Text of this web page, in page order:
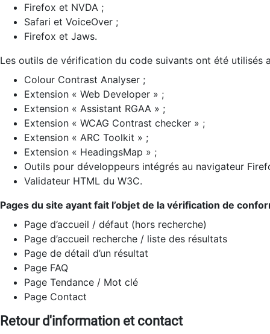
Firefox et NVDA ;
Safari et VoiceOver ;
Firefox et Jaws.
Les outils de vérification du code suivants ont été utilisés
Colour Contrast Analyser ;
Extension « Web Developer » ;
Extension « Assistant RGAA » ;
Extension « WCAG Contrast checker » ;
Extension « ARC Toolkit » ;
Extension « HeadingsMap » ;
Outils pour développeurs intégrés au navigateur
Validateur HTML du W3C.
Pages du site ayant fait l’objet de la vérification de
Page d’accueil / défaut (hors recherche)
Page d’accueil recherche / liste des résultats
Page de détail d’un résultat
Page FAQ
Page Tendance / Mot clé
Page Contact
Retour d'information et contact